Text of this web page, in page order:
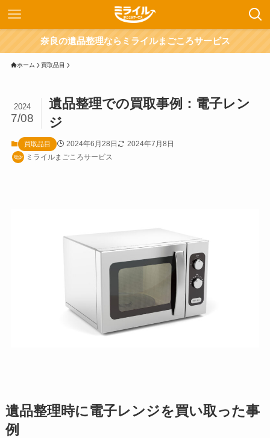
奈良の遺品整理ならミライルまごころサービス
ホーム 買取品目
遺品整理での買取事例：電子レン
ジ
2024
7/08
買取品目 2024年6月28日
2024年7月8日
ミライルまごころサービス
遺品整理時に電子レンジを買い取った事
例